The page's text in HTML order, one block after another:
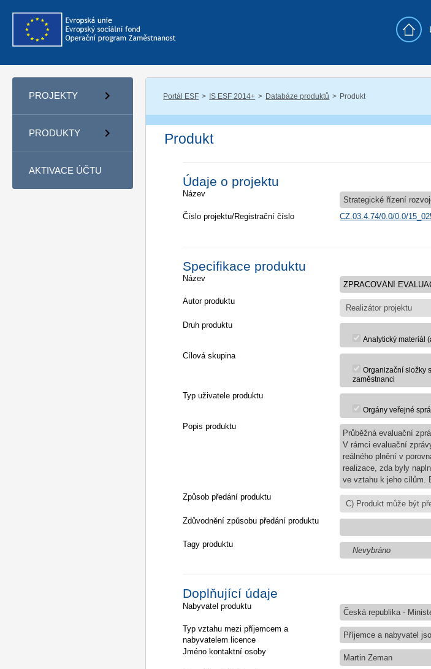
PROJEKTY
PRODUKTY
AKTIVACE ÚČTU
Portál ESF IS ESF 2014+ Databáze produktů Produkt
Produkt
Údaje o projektu
Název
Strategické řízení
Číslo projektu/Registrační číslo
CZ.03.4.74/0.0/0.0/
Specifikace produktu
Název
Autor produktu
Druh produktu
Analytický materiál
Cílová skupina
Organizační složky
zaměstnanci
Typ uživatele produktu
Orgány veřejné
Popis produktu
Průběžná evaluační
V rámci evaluační
reálného plnění v
realizace, zda byly
ve vztahu k jeho cílům.
Způsob předání produktu
Zdůvodnění způsobu předání produktu
Tagy produktu
Nevybráno
Doplňující údaje
Nabyvatel produktu
Česká republika -
Typ vztahu mezi příjemcem a
nabyvatelem licence
Příjemce a nabyvatel
Jméno kontaktní osoby
Martin Zeman